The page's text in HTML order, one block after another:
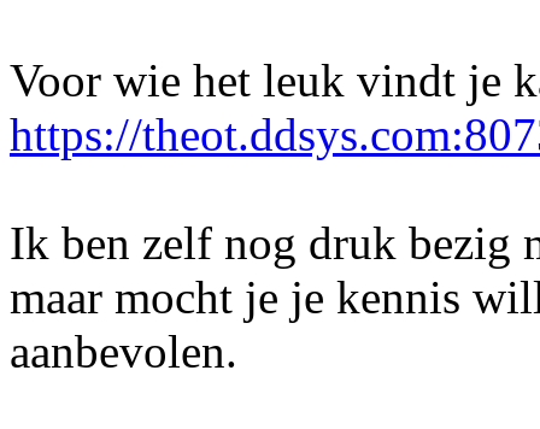
Voor wie het leuk vindt je
https://
Ik ben zelf nog druk bezig
maar mocht je je kennis
aanbevolen.